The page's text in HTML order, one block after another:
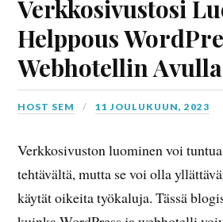
Verkkosivustosi
Helppous
Webhotellin Avulla
HOST SEM 11 JOULUKUUN, 2023
Verkkosivuston luominen voi
tehtävältä, mutta se voi olla
käytät oikeita työkaluja. Tässä